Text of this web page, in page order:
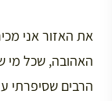
את האזור אני
האהובה, שכל מי
הרבים שסיפרתי